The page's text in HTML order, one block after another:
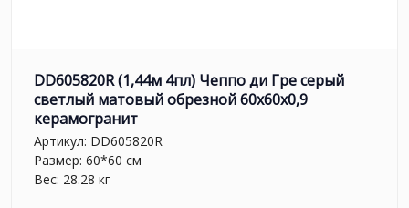
DD605820R (1,44м 4пл) Чеппо ди Гре серый
светлый матовый обрезной 60x60x0,9
керамогранит
Артикул: DD605820R
Размер: 60*60 см
Вес: 28.28 кг